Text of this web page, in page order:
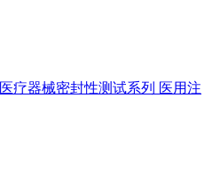
医疗器械密封性测试系列 医用注